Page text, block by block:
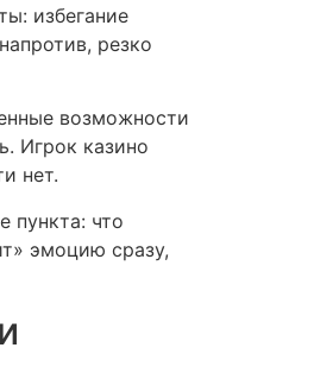
избегание
резко
возможности
Игрок казино
нет.
пункта: что
эмоцию сразу,